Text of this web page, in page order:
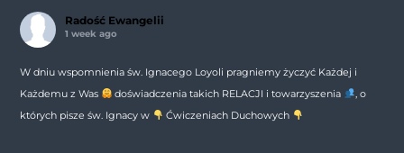
Radość Ewangelii
1 week ago
W dniu wspomnienia św. Ignacego Loyoli pragniemy życzyć Każdej i
Każdemu z Was
doświadczenia takich RELACJI i towarzyszenia
, o
których pisze św. Ignacy w
Ćwiczeniach Duchowych